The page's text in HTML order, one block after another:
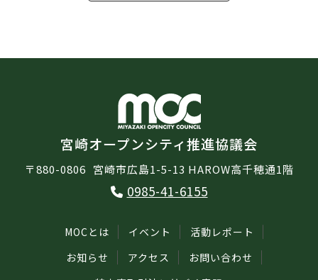
宮崎オープンシティ推進協議会
〒880-0806 宮崎市広島1-5-13 HAROW高千穂通1階
0985-41-6155
MOCとは イベント
活動レポート
お知らせ
アクセス
お問い合わせ